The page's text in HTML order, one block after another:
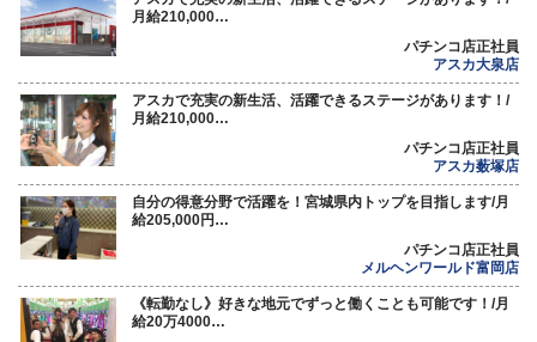
月給210,000…
パチンコ店正社員
アスカ大泉店
アスカで充実の新生活、活躍できるステージがあります！/
月給210,000…
パチンコ店正社員
アスカ薮塚店
自分の得意分野で活躍を！宮城県内トップを目指します/月
給205,000円…
パチンコ店正社員
メルヘンワールド富岡店
《転勤なし》好きな地元でずっと働くことも可能です！/月
給20万4000…